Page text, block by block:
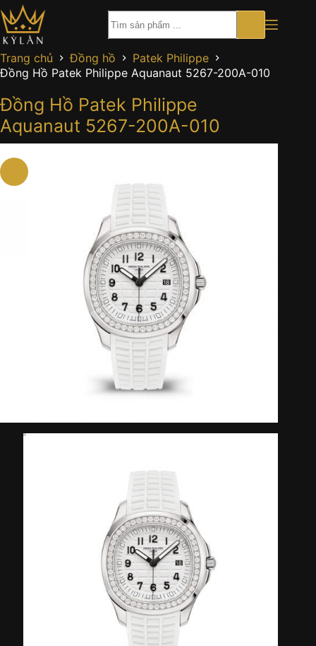
Chuyển
đến
phần
nội
dung
Trang chủ Đồng hồ
Patek Philippe
Đồng Hồ Patek Philippe Aquanaut 5267-200A-010
Đồng Hồ Patek Philippe
Aquanaut 5267-200A-010